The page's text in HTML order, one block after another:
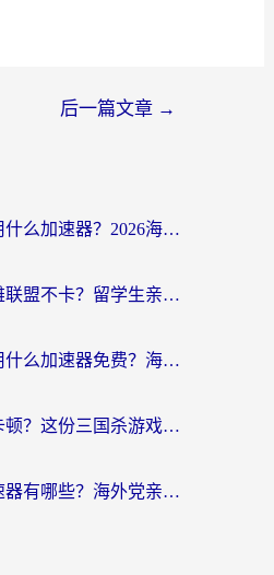
后一篇文章 →
国外打魔渊之刃用什么加速器？2026海外玩家国服游戏加速全攻略（附闪耀暖暖&复苏的魔女避坑指南）
在美国怎么打英雄联盟不卡？留学生亲测的国服游戏加速全攻略
国外玩无尽冬日用什么加速器免费？海外党国服游戏加速避坑指南
海外玩三国杀总卡顿？这份三国杀游戏加速器指南帮你告别延迟烦恼
火影忍者美国加速器有哪些？海外党亲测的国服游戏加速全攻略（含菲律宾玩三国之刃守望黎明技巧）